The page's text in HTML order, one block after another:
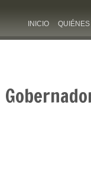
INICIO